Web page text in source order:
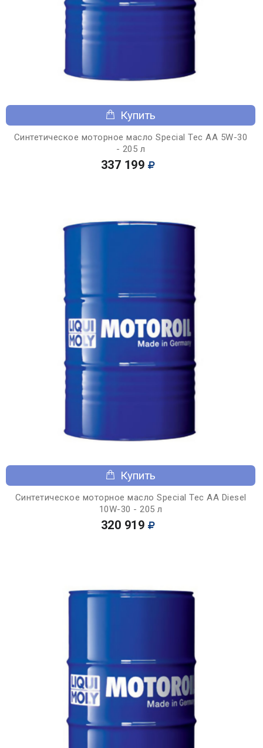
Купить
Синтетическое моторное масло Special Tec AA 5W-30
- 205 л
337 199
Купить
Синтетическое моторное масло Special Tec AA Diesel
10W-30 - 205 л
320 919